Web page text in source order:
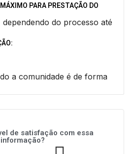
PARA PRESTAÇÃO DO
dependendo do processo até
a comunidade é de forma
de satisfação com essa
informação?